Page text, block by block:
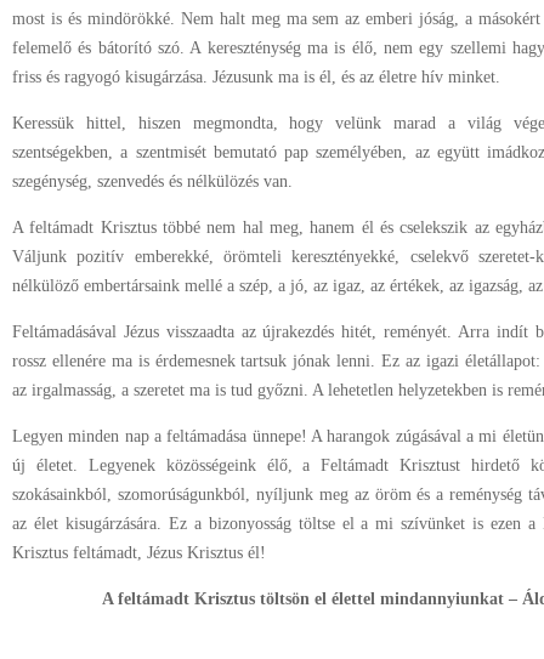
most is és mindörökké. Nem halt meg ma sem az emberi jóság, a
felemelő és bátorító szó. A kereszténység ma is élő, nem egy szellemi
friss és ragyogó kisugárzása. Jézusunk ma is él, és az életre hív minket.
Keressük hittel, hiszen megmondta, hogy velünk marad a világ
szentségekben, a szentmisét bemutató pap személyében, az együtt
szegénység, szenvedés és nélkülözés van.
A feltámadt Krisztus többé nem hal meg, hanem él és cselekszik az
Váljunk pozitív emberekké, örömteli keresztényekké, cselekvő
nélkülöző embertársaink mellé a szép, a jó, az igaz, az értékek, az igazság,
Feltámadásával Jézus visszaadta az újrakezdés hitét, reményét. Arra indít
rossz ellenére ma is érdemesnek tartsuk jónak lenni. Ez az igazi
az irgalmasság, a szeretet ma is tud győzni. A lehetetlen helyzetekben is
Legyen minden nap a feltámadása ünnepe! A harangok zúgásával a mi
új életet. Legyenek közösségeink élő, a Feltámadt Krisztust hirdető
szokásainkból, szomorúságunkból, nyíljunk meg az öröm és a reménység
az élet kisugárzására. Ez a bizonyosság töltse el a mi szívünket is ezen a
Krisztus feltámadt, Jézus Krisztus él!
A feltámadt Krisztus töltsön el élettel mindannyiunkat –